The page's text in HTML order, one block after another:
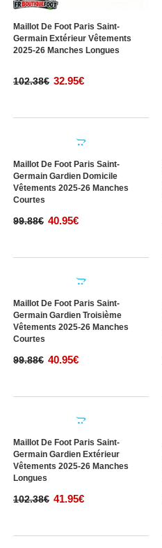
Maillot De Foot Paris Saint-
Germain Extérieur Vêtements
2025-26 Manches Longues
102.38€ 32.95€
Germain Gardien Domicile
Vêtements 2025-26 Manches
Courtes
Germain Gardien Troisième
Vêtements 2025-26 Manches
Courtes
99.88€